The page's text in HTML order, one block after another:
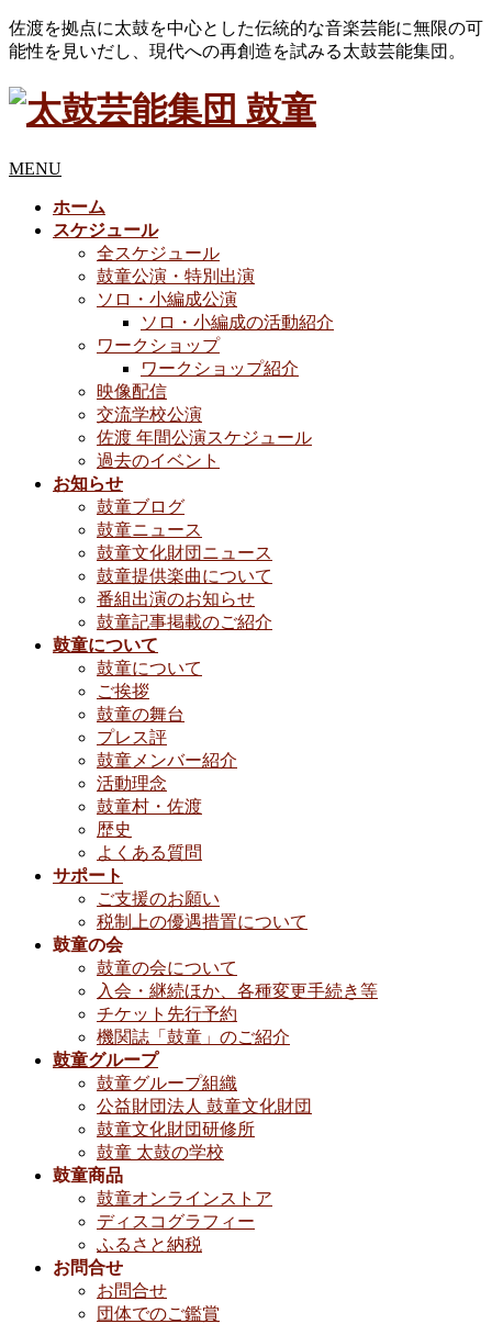
佐渡を拠点に太鼓を中心とした伝統的な音楽芸能に無限の可
能性を見いだし、現代への再創造を試みる太鼓芸能集団。
MENU
ホーム
スケジュール
全スケジュール
鼓童公演・特別出演
ソロ・小編成公演
ソロ・小編成の活動紹介
ワークショップ
ワークショップ紹介
映像配信
交流学校公演
佐渡 年間公演スケジュール
過去のイベント
お知らせ
鼓童ブログ
鼓童ニュース
鼓童文化財団ニュース
鼓童提供楽曲について
番組出演のお知らせ
鼓童記事掲載のご紹介
鼓童について
鼓童について
ご挨拶
鼓童の舞台
プレス評
鼓童メンバー紹介
活動理念
鼓童村・佐渡
歴史
よくある質問
サポート
ご支援のお願い
税制上の優遇措置について
鼓童の会
鼓童の会について
入会・継続ほか、各種変更手続き等
チケット先行予約
機関誌「鼓童」のご紹介
鼓童グループ
鼓童グループ組織
公益財団法人 鼓童文化財団
鼓童文化財団研修所
鼓童 太鼓の学校
鼓童商品
鼓童オンラインストア
ディスコグラフィー
ふるさと納税
お問合せ
お問合せ
団体でのご鑑賞